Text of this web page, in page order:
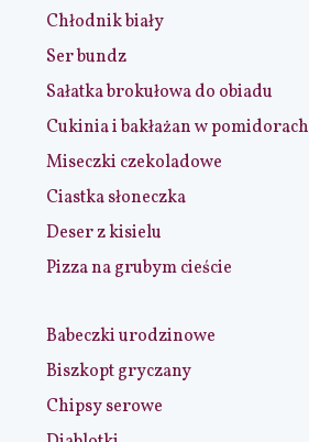
Chłodnik biały
Ser bundz
Sałatka brokułowa do obiadu
Cukinia i bakłażan w pomidorach
Miseczki czekoladowe
Ciastka słoneczka
Deser z kisielu
Pizza na grubym cieście
Babeczki urodzinowe
Biszkopt gryczany
Chipsy serowe